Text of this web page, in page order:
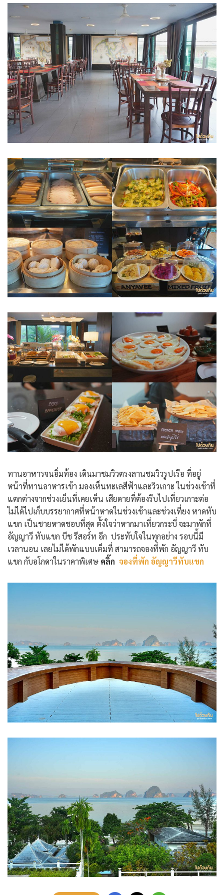
ทานอาหารจนอิ่มท้อง เดินมาชมวิวตรงลานชมวิวรูปเรือ ที่อยู่
หน้าที่ทานอาหารเข้า มองเห็นทะเลสีฟ้าและวิวเกาะ ในช่วงเช้าที่
แตกต่างจากช่วงเย็นที่เคยเห็น เสียดายที่ต้องรีบไปเที่ยวเกาะต่อ
ไม่ได้ไปเก็บบรรยากาศที่หน้าหาดในช่วงเช้าและช่วงเที่ยง หาดทับ
แขก เป็นชายหาดชอบที่สุด ตั้งใจว่าหากมาเที่ยวกระบี่ จะมาพักที่
อัญญาวี ทับแขก บีช รีสอร์ท อีก ประทับใจในทุกอย่าง รอบนี้มี
เวลานอน เลยไม่ได้พักแบบเต็มที่ สามารถจองที่พัก อัญญาวี ทับ
แขก กับอโกดาในราคาพิเศษ คลิ๊ก จองที่พัก อัญญาวีทับแขก